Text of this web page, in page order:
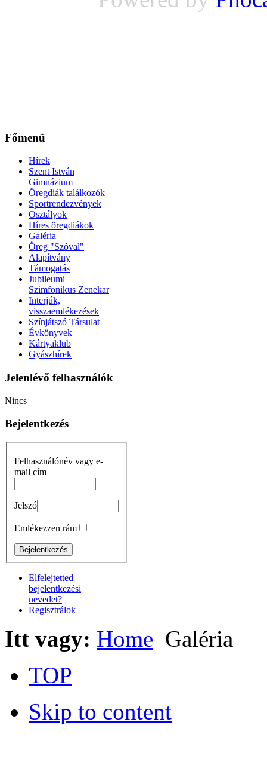
Főmenü
Hírek
Szent István
Gimnázium
Öregdiák találkozók
Sportrendezvények
Osztályok
Híres öregdiákok
Galéria
Öreg "Szóval"
Alapítvány
Támogatás
Jubileumi
Szimfonikus Zenekar
Interjúk,
visszaemlékezések
Színjátszó Társulat
Évkönyvek
Kártyaklub
Gyászhírek
Jelenlévő felhasználók
Nincs
Bejelentkezés
Felhasználónév vagy e-
mail cím
Jelszó
Emlékezzen rám
Elfelejtetted
bejelentkezési
nevedet?
Regisztrálok
Itt vagy: Home Galéria
TOP
Skip to content